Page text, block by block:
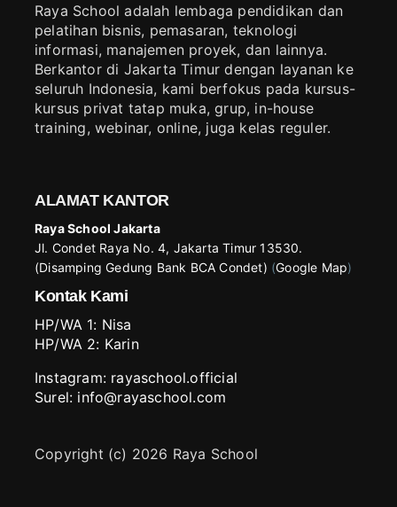
Raya School adalah lembaga pendidikan dan
pelatihan bisnis, pemasaran, teknologi
informasi, manajemen proyek, dan lainnya.
Berkantor di Jakarta Timur dengan layanan ke
seluruh Indonesia, kami berfokus pada kursus-
kursus privat tatap muka, grup, in-house
training, webinar, online, juga kelas reguler.
ALAMAT KANTOR
Raya School Jakarta
Jl. Condet Raya No. 4, Jakarta Timur 13530.
(Disamping Gedung Bank BCA Condet) (Google Map)
Kontak Kami
HP/WA 1: Nisa
HP/WA 2: Karin
Instagram: rayaschool.official
Surel: info@rayaschool.com
Copyright (c) 2026 Raya School